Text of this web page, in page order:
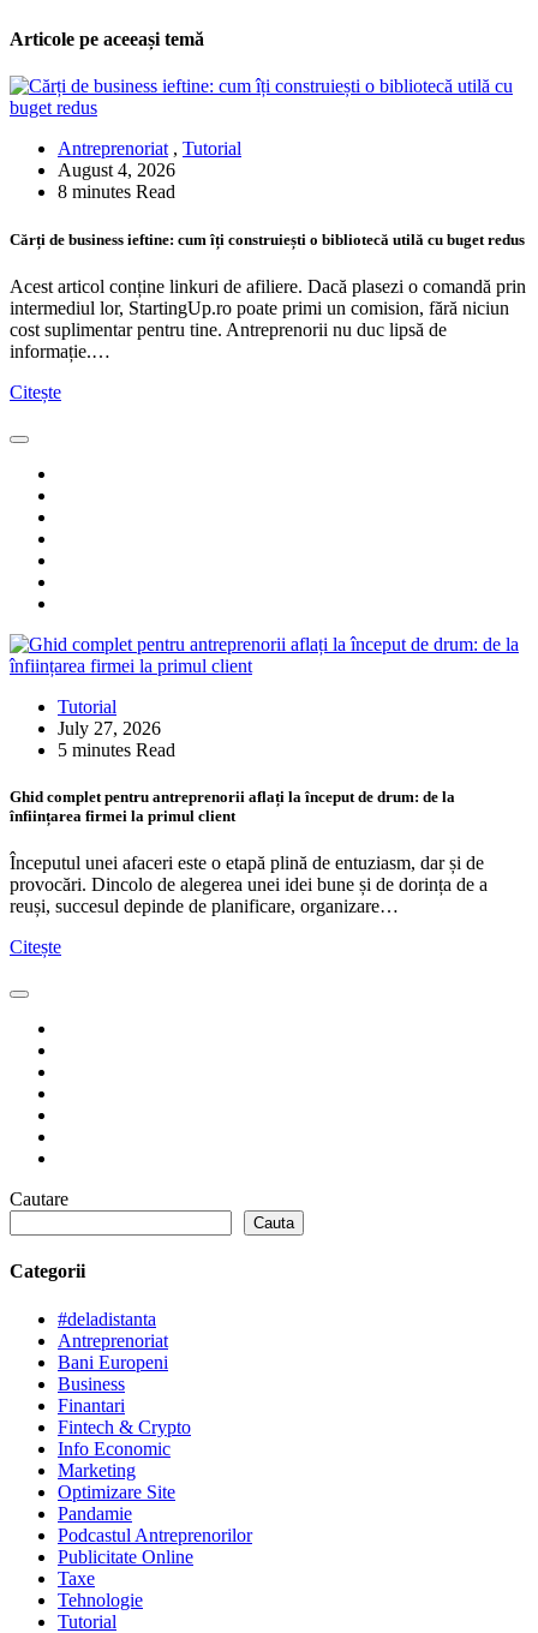
Articole pe aceeași temă
Antreprenoriat, Tutorial
August 4, 2026
8 minutes Read
Cărți de business ieftine: cum îți construiești o bibliotecă utilă cu buget redus
Acest articol conține linkuri de afiliere. Dacă plasezi o comandă prin
intermediul lor, StartingUp.ro poate primi un comision, fără niciun
cost suplimentar pentru tine. Antreprenorii nu duc lipsă de
informație.…
Citește
Tutorial
July 27, 2026
5 minutes Read
Ghid complet pentru antreprenorii aflați la început de drum: de la
înființarea firmei la primul client
Începutul unei afaceri este o etapă plină de entuziasm, dar și de
provocări. Dincolo de alegerea unei idei bune și de dorința de a
reuși, succesul depinde de planificare, organizare…
Citește
Cautare
Cauta
Categorii
#deladistanta
Antreprenoriat
Bani Europeni
Business
Finantari
Fintech & Crypto
Info Economic
Marketing
Optimizare Site
Pandamie
Podcastul Antreprenorilor
Publicitate Online
Taxe
Tehnologie
Tutorial